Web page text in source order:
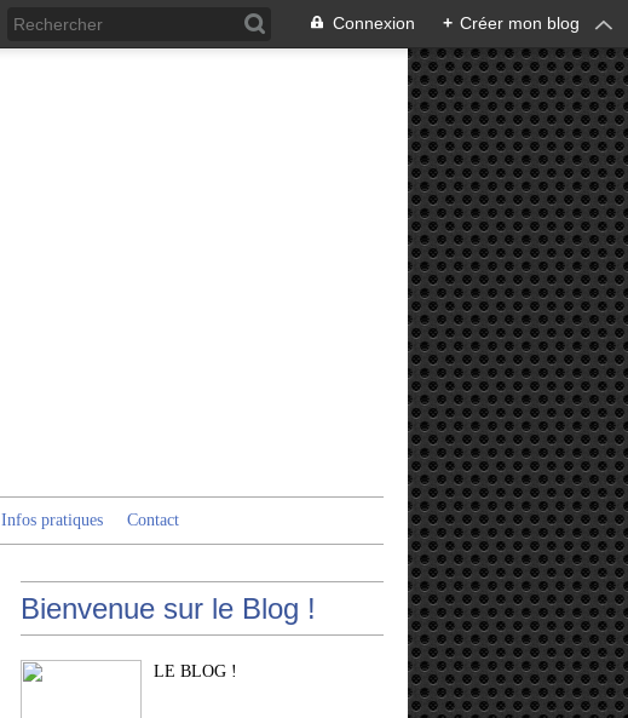
Connexion + Créer mon blog
Infos pratiques Contact
Bienvenue sur le Blog !
LE BLOG !